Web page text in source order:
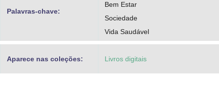
Palavras-chave:
Bem Estar
Sociedade
Vida Saudável
Aparece nas coleções: Livros digitais